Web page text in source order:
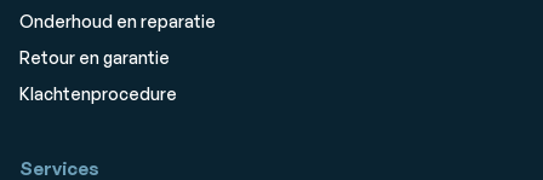
Onderhoud en reparatie
Retour en garantie
Klachtenprocedure
Services